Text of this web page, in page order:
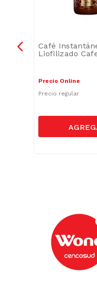
Café
Liofilizado
Precio Online
Precio regular